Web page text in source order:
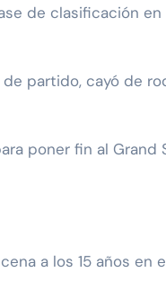
de clasificación en
partido, cayó de
poner fin al Grand
a los 15 años en